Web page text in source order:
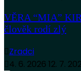
VĚRA “MIA”
člověk rodí zlý
Zradci
4. 6. 2026 12. 7.